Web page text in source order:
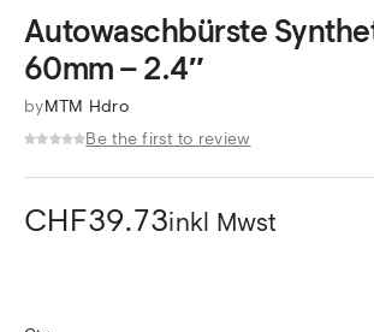
Autowaschbürste
60mm – 2.4″
byMTM Hdro
Be the first to review
CHF39.73inkl Mwst